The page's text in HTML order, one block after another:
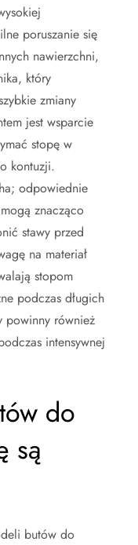
poruszanie się
nawierzchni,
który
zmiany
jest wsparcie
stopę w
kontuzji.
odpowiednie
znacząco
stawy przed
na materiał
stopom
podczas długich
powinny również
intensywnej
do
są
butów do